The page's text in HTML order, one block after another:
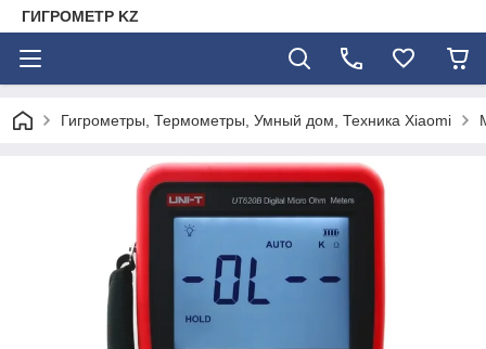
ГИГРОМЕТР KZ
Гигрометры, Термометры, Умный дом, Техника Xiaomi